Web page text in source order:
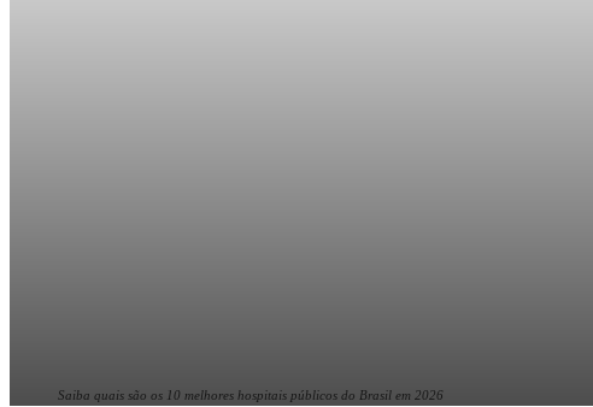
Saiba quais são os 10 melhores hospitais públicos do Brasil em 2026